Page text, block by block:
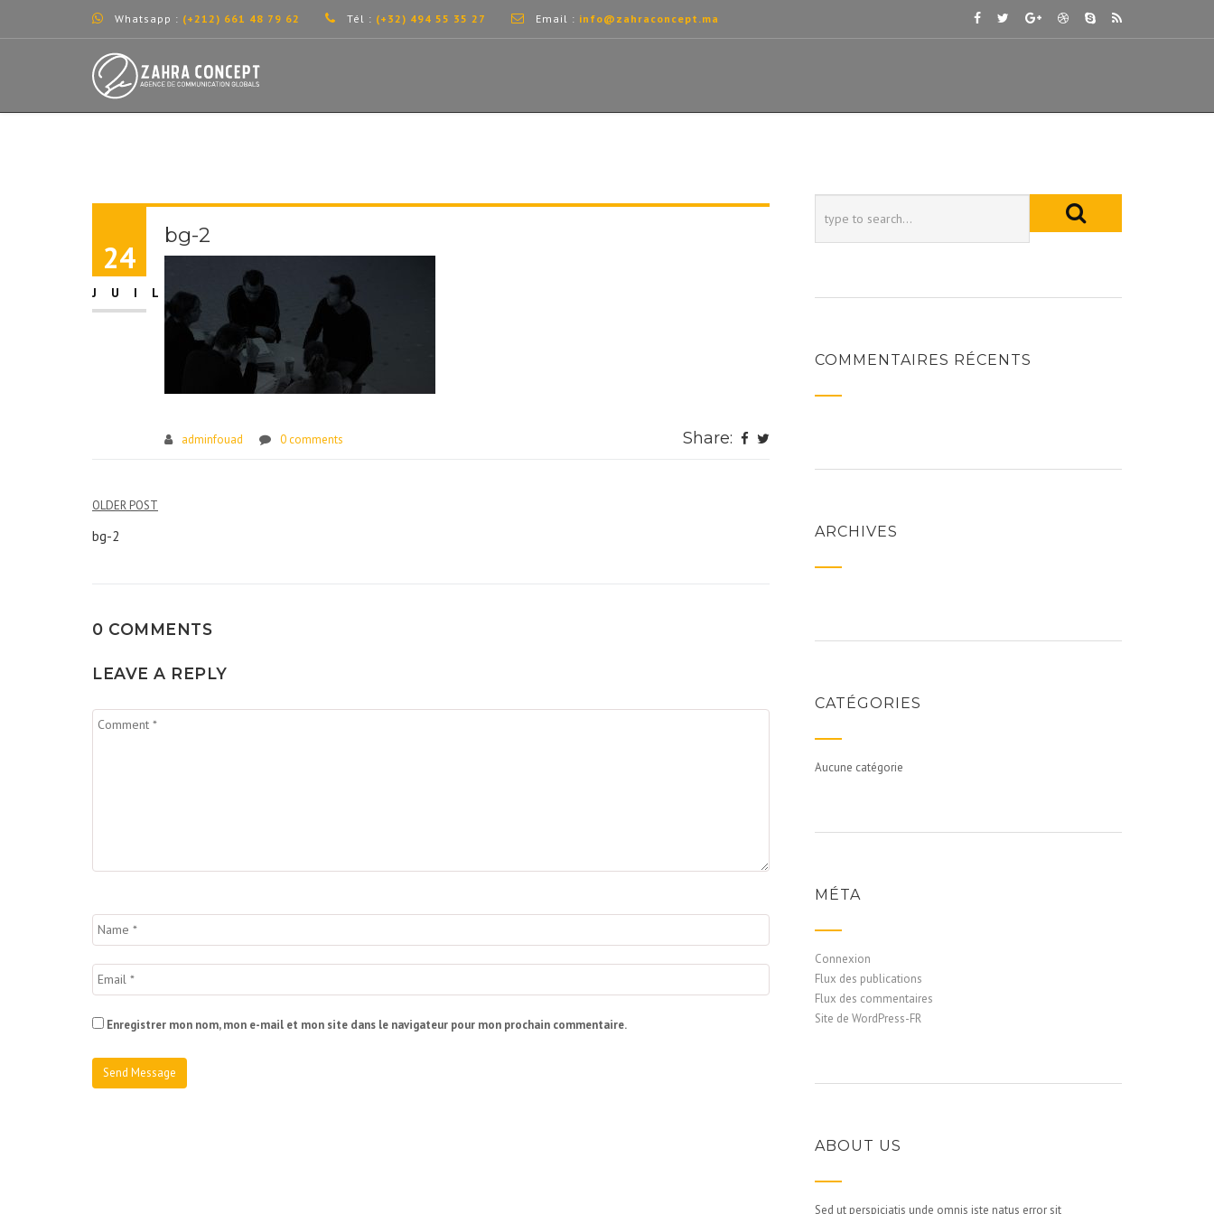
Whatsapp : (+212) 661 48 79 62 Tél : (+32) 494 55 35 27 Email : info@zahraconcept.ma
24
JUIL
bg-2
adminfouad 0 comments Share:
Navigation
de
OLDER POST
bg-2
0 COMMENTS
LEAVE A REPLY
Enregistrer mon nom, mon e-mail et mon site dans le navigateur pour mon prochain commentaire.
COMMENTAIRES RÉCENTS
ARCHIVES
CATÉGORIES
Aucune catégorie
MÉTA
Connexion
Flux des publications
Flux des commentaires
Site de WordPress-FR
ABOUT US
Sed ut perspiciatis unde omnis iste natus error sit